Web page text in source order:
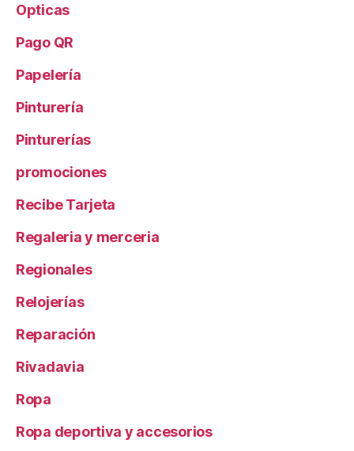
Opticas
Pago QR
Papelería
Pinturería
Pinturerías
promociones
Recibe Tarjeta
Regaleria y merceria
Regionales
Relojerías
Reparación
Rivadavia
Ropa
Ropa deportiva y accesorios